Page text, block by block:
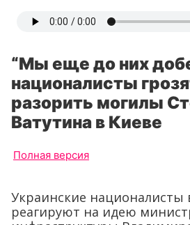
“Мы еще до них
националисты
разорить могилы
Ватутина в Киеве
Полная версия
Украинские националисты
реагируют на идею